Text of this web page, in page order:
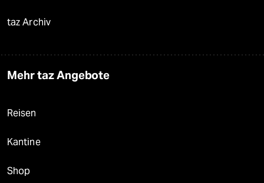
taz Archiv
Mehr taz Angebote
Reisen
Kantine
Shop